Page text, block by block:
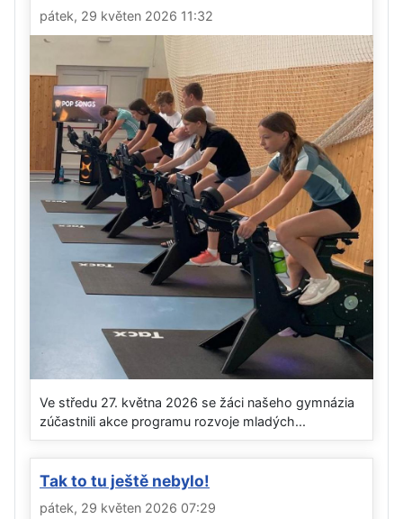
pátek, 29 květen 2026 11:32
Ve středu 27. května 2026 se žáci našeho gymnázia
zúčastnili akce programu rozvoje mladých...
Tak to tu ještě nebylo!
pátek, 29 květen 2026 07:29